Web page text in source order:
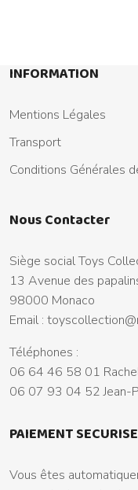
INFORMATION
Mentions Légales
Transport
Conditions Générales
Nous Contacter
Siège social Toys
13 Avenue des
98000 Monaco
Email :
Téléphones :
06 64 46 58 01
06 07 93 04 52 Jean-
PAIEMENT SECURISE
Vous êtes